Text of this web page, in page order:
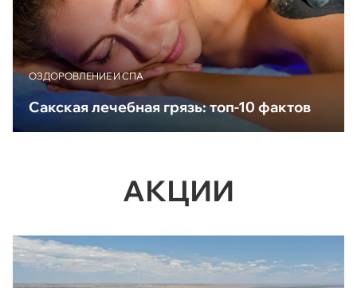
ОЗДОРОВЛЕНИЕ И СПА
Сакская лечебная грязь: топ-10 фактов
АКЦИИ